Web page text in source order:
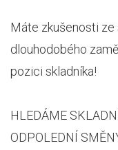
Máte zkušenosti
dlouhodobého
pozici skladníka!
HLEDÁME
ODPOLEDNÍ